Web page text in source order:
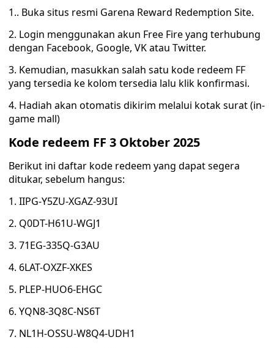
1.. Buka situs resmi Garena Reward Redemption Site.
2. Login menggunakan akun Free Fire yang terhubung
dengan Facebook, Google, VK atau Twitter.
3. Kemudian, masukkan salah satu kode redeem FF
yang tersedia ke kolom tersedia lalu klik konfirmasi.
4. Hadiah akan otomatis dikirim melalui kotak surat (in-
game mall)
Kode redeem FF 3 Oktober 2025
Berikut ini daftar kode redeem yang dapat segera
ditukar, sebelum hangus:
1. IIPG-Y5ZU-XGAZ-93UI
2. Q0DT-H61U-WGJ1
3. 71EG-335Q-G3AU
4. 6LAT-OXZF-XKES
5. PLEP-HUO6-EHGC
6. YQN8-3Q8C-NS6T
7. NL1H-OSSU-W8Q4-UDH1